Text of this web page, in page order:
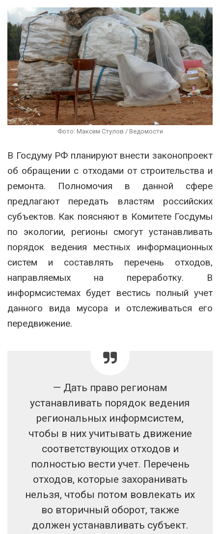
Фото: Максим Стулов / Ведомости
В Госдуму РФ планируют внести законопроект
об обращении с отходами от строительства и
ремонта. Полномочия в данной сфере
предлагают передать властям российских
субъектов. Как поясняют в Комитете Госдумы
по экологии, регионы смогут устанавливать
порядок ведения местных информационных
систем и составлять перечень отходов,
направляемых на переработку. В
информсистемах будет вестись полный учет
данного вида мусора и отслеживаться его
передвижение.
— Дать право регионам
устанавливать порядок ведения
региональных информсистем,
чтобы в них учитывать движение
соответствующих отходов и
полностью вести учет. Перечень
отходов, которые захоранивать
нельзя, чтобы потом вовлекать их
во вторичный оборот, также
должен устанавливать субъект.